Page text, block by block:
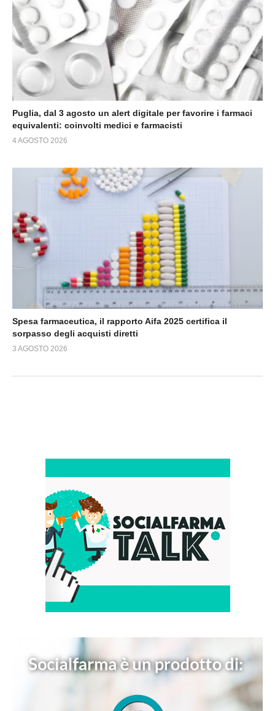
Puglia, dal 3 agosto un alert digitale per favorire i farmaci
equivalenti: coinvolti medici e farmacisti
4 AGOSTO 2026
Spesa farmaceutica, il rapporto Aifa 2025 certifica il
sorpasso degli acquisti diretti
3 AGOSTO 2026